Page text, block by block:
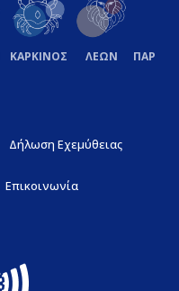
ΚΑΡΚΙΝΟΣ ΛΕΩΝ
Δήλωση Εχεμύθειας
Επικοινωνία